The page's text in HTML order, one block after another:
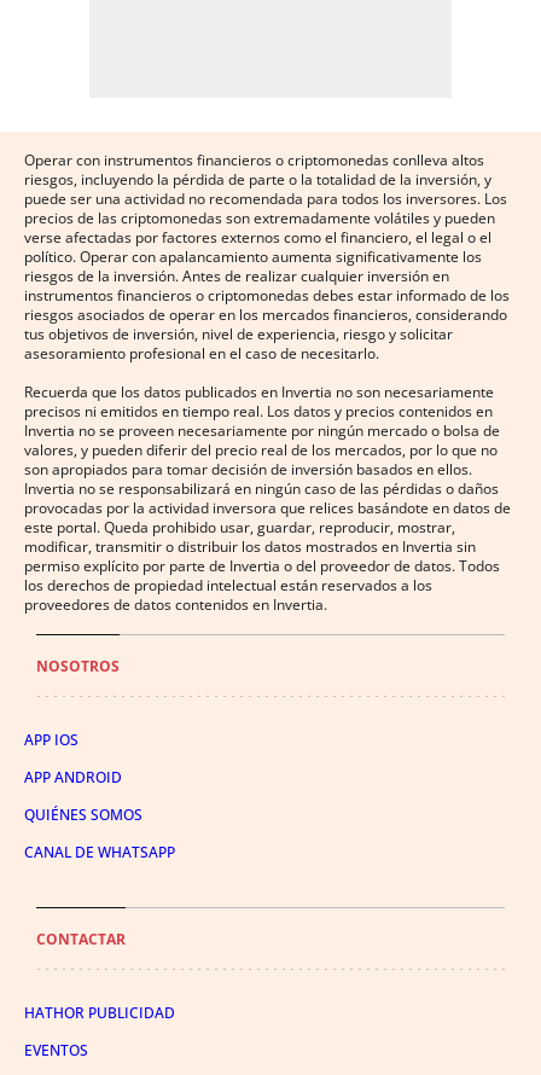
Operar con instrumentos financieros o criptomonedas conlleva altos
riesgos, incluyendo la pérdida de parte o la totalidad de la inversión, y
puede ser una actividad no recomendada para todos los inversores. Los
precios de las criptomonedas son extremadamente volátiles y pueden
verse afectadas por factores externos como el financiero, el legal o el
político. Operar con apalancamiento aumenta significativamente los
riesgos de la inversión. Antes de realizar cualquier inversión en
instrumentos financieros o criptomonedas debes estar informado de los
riesgos asociados de operar en los mercados financieros, considerando
tus objetivos de inversión, nivel de experiencia, riesgo y solicitar
asesoramiento profesional en el caso de necesitarlo.
Recuerda que los datos publicados en Invertia no son necesariamente
precisos ni emitidos en tiempo real. Los datos y precios contenidos en
Invertia no se proveen necesariamente por ningún mercado o bolsa de
valores, y pueden diferir del precio real de los mercados, por lo que no
son apropiados para tomar decisión de inversión basados en ellos.
Invertia no se responsabilizará en ningún caso de las pérdidas o daños
provocadas por la actividad inversora que relices basándote en datos de
este portal. Queda prohibido usar, guardar, reproducir, mostrar,
modificar, transmitir o distribuir los datos mostrados en Invertia sin
permiso explícito por parte de Invertia o del proveedor de datos. Todos
los derechos de propiedad intelectual están reservados a los
proveedores de datos contenidos en Invertia.
NOSOTROS
APP IOS
APP ANDROID
QUIÉNES SOMOS
CANAL DE WHATSAPP
CONTACTAR
HATHOR PUBLICIDAD
EVENTOS